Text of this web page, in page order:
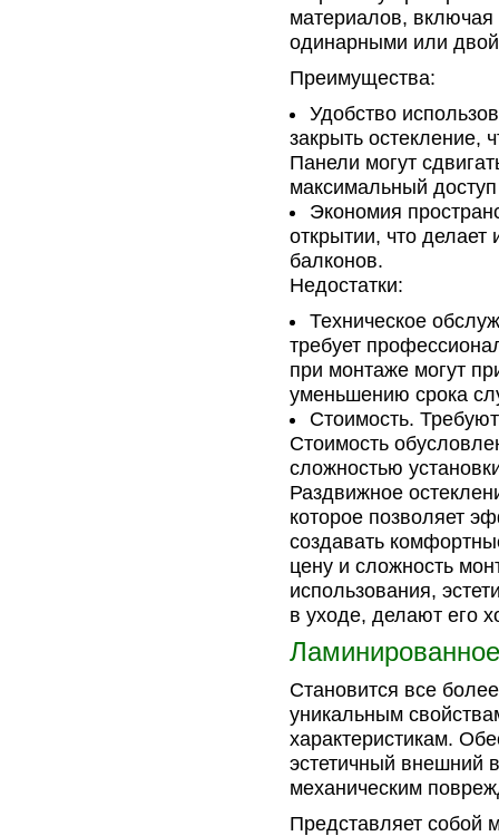
материалов,
одинарными или
Преимущества:
Удобство
закрыть остекление,
Панели могут
максимальный
Экономия
открытии, что
балконов.
Недостатки:
Техническое
требует
при монтаже могут
уменьшению срока
Стоимость.
Стоимость
сложностью
Раздвижное
которое позволяет
создавать
цену и сложность
использования,
в уходе, делают его
Становится все
уникальным
характеристикам.
эстетичный внешний
механическим
Представляет собой